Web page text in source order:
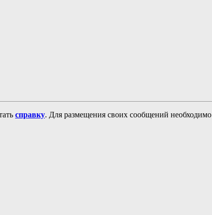
справку. Для размещения своих сообщений необходимо